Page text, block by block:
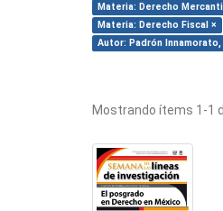
Materia: Derecho
Materia: Derecho Fiscal ×
Autor: Padrón Innamorato,
Mostrando ítems 1-1